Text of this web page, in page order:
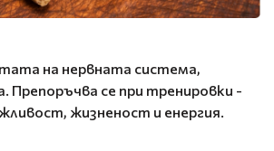
на нервната система,
Препоръчва се при тренировки -
жизненост и енергия.